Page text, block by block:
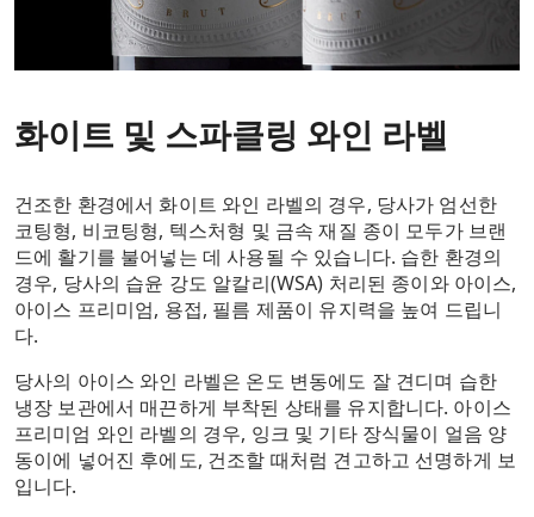
화이트 및 스파클링 와인 라벨
건조한 환경에서 화이트 와인 라벨의 경우, 당사가 엄선한
코팅형, 비코팅형, 텍스처형 및 금속 재질 종이 모두가 브랜
드에 활기를 불어넣는 데 사용될 수 있습니다. 습한 환경의
경우, 당사의 습윤 강도 알칼리(WSA) 처리된 종이와 아이스,
아이스 프리미엄, 용접, 필름 제품이 유지력을 높여 드립니
다.
당사의 아이스 와인 라벨은 온도 변동에도 잘 견디며 습한
냉장 보관에서 매끈하게 부착된 상태를 유지합니다. 아이스
프리미엄 와인 라벨의 경우, 잉크 및 기타 장식물이 얼음 양
동이에 넣어진 후에도, 건조할 때처럼 견고하고 선명하게 보
입니다.